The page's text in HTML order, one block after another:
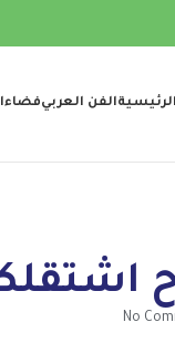
الرئيسيةالفن العربي
No